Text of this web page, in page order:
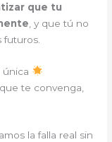
que tu
, y que tú no
única
te convenga,
la falla real sin